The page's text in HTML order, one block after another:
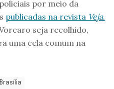
por meio da
publicadas na revista Veja.
seja recolhido,
uma cela comum na